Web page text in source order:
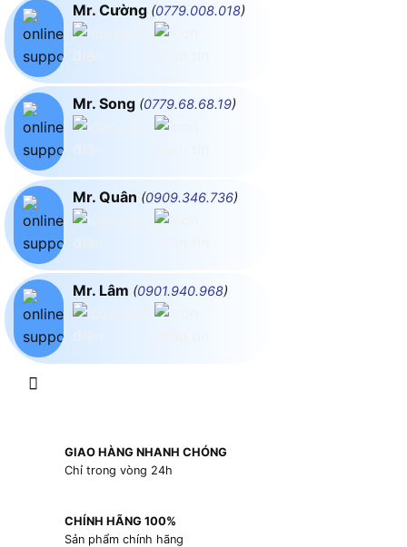
Mr. Cường (0779.008.018)
Mr. Song (0779.68.68.19)
Mr. Quân (0909.346.736)
Mr. Lâm (0901.940.968)
GIAO HÀNG NHANH CHÓNG
Chỉ trong vòng 24h
CHÍNH HÃNG 100%
Sản phẩm chính hãng